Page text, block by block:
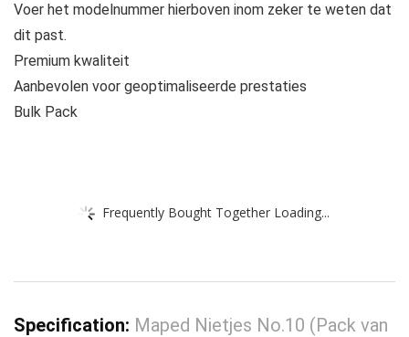
Voer het modelnummer hierboven inom zeker te weten dat
dit past.
Premium kwaliteit
Aanbevolen voor geoptimaliseerde prestaties
Bulk Pack
Frequently Bought Together Loading...
Specification: Maped Nietjes No.10 (Pack van